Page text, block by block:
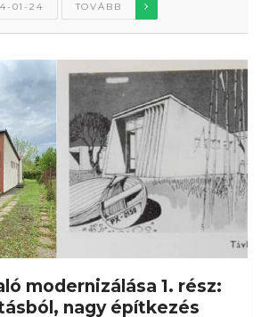
01-24 TOVÁBB
modernizálása 1. rész:
nagy építkezés